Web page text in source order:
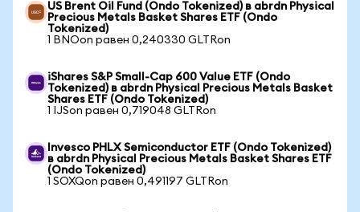
US Brent Oil Fund (Ondo Tokenized) в abrdn Physical
Precious Metals Basket Shares ETF (Ondo
Tokenized)
1 BNOon равен 0,240330 GLTRon
iShares S&P Small-Cap 600 Value ETF (Ondo
Tokenized) в abrdn Physical Precious Metals Basket
Shares ETF (Ondo Tokenized)
1 IJSon равен 0,719048 GLTRon
Invesco PHLX Semiconductor ETF (Ondo Tokenized)
в abrdn Physical Precious Metals Basket Shares ETF
(Ondo Tokenized)
1 SOXQon равен 0,491197 GLTRon